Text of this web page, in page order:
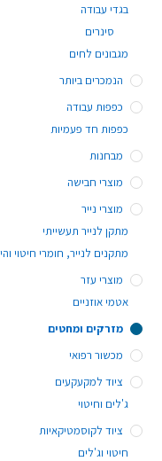
בגדי עבודה
סינרים
מגבונים לחים
הנמכרים ביותר
כפפות עבודה
כפפות חד פעמיות
מבחנות
מוצרי חבישה
מוצרי נייר
מתקן לנייר תעשייתי
מתקנים לנייר, חומרי חיטוי
מוצרי עזר
אטמי אוזניים
מזרקים ומחטים
מכשור רפואי
ציוד למקעקעים
ג'לים וחיטוי
ציוד לקוסמטיקאיות
חיטוי וג'לים